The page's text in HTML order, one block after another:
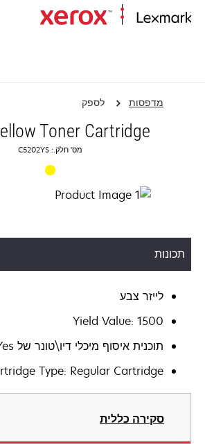
מדפסות לספק
Toner Cartridge
מס' חלק.: C5202YS
תכונות
לייזר צבע
Yield Value: 1500
תוכנית איסוף מיכלי דיו\טונר של Lexmark: Yes
Type: Regular Cartridge
סקירה כללית